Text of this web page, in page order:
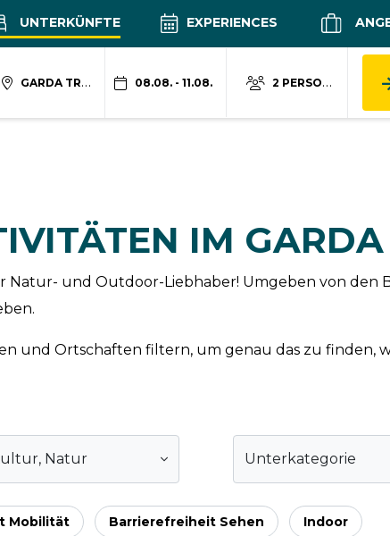
UNTERKÜNFTE EXPERIENCES
GARDA TRENTINO 08.08. - 11.08. 2 PERSONEN
IM
Natur- und Outdoor-Liebhaber! Umgeben von den
und Ortschaften filtern, um genau das zu finden,
, Natur Unterkategorie
Mobilität Barrierefreiheit Sehen Indoor